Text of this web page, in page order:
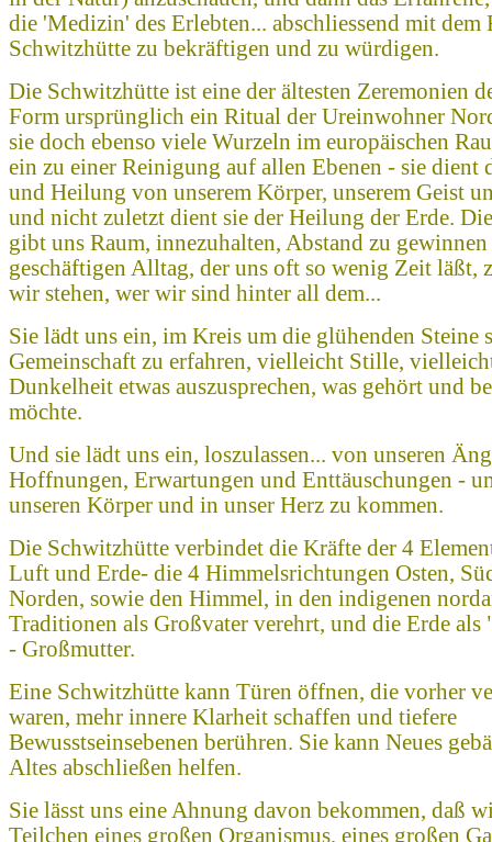
die 'Medizin' des Erlebten... abschliessend mit dem
Schwitzhütte zu bekräftigen und zu würdigen.
Die Schwitzhütte ist eine der ältesten Zeremonien
Form ursprünglich ein Ritual der Ureinwohner
sie doch ebenso viele Wurzeln im europäischen
ein zu einer Reinigung auf allen Ebenen - sie dient
und Heilung von unserem Körper, unserem Geist
und nicht zuletzt dient sie der Heilung der Erde.
gibt uns Raum, innezuhalten, Abstand zu
geschäftigen Alltag, der uns oft so wenig Zeit läßt,
wir stehen, wer wir sind hinter all dem...
Sie lädt uns ein, im Kreis um die glühenden Steine
Gemeinschaft zu erfahren, vielleicht Stille,
Dunkelheit etwas auszusprechen, was gehört und
möchte.
Und sie lädt uns ein, loszulassen... von unseren
Hoffnungen, Erwartungen und Enttäuschungen -
unseren Körper und in unser Herz zu kommen.
Die Schwitzhütte verbindet die Kräfte der 4
Luft und Erde- die 4 Himmelsrichtungen Osten,
Norden, sowie den Himmel, in den indigenen
Traditionen als Großvater verehrt, und die Erde als
- Großmutter.
Eine Schwitzhütte kann Türen öffnen, die vorher
waren, mehr innere Klarheit schaffen und tiefere
Bewusstseinsebenen berühren. Sie kann Neues
Altes abschließen helfen.
Sie lässt uns eine Ahnung davon bekommen, daß
Teilchen eines großen Organismus, eines großen